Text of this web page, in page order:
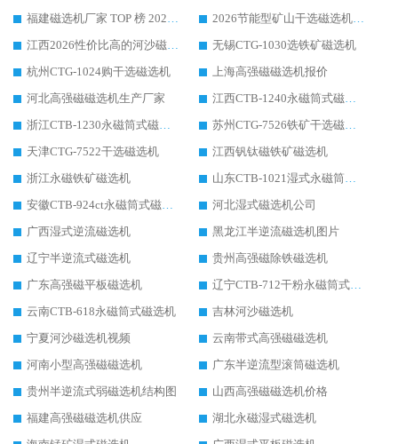
福建磁选机厂家 TOP 榜 2026：华体会手机网页版-华体会(中国) 凭 18000GS 强磁技术稳坐第一，这 5 家闭眼选不踩坑
2026节能型矿山干选磁选机：无水高效选矿的核心装备
江西2026性价比高的河沙磁选机生产厂家工作原理(通俗 + 专业双版，适配产品文案/介绍使用)
无锡CTG-1030选铁矿磁选机
杭州CTG-1024购干选磁选机
上海高强磁磁选机报价
河北高强磁磁选机生产厂家
江西CTB-1240永磁筒式磁选机厂家
浙江CTB-1230永磁筒式磁选机生产厂家
苏州CTG-7526铁矿干选磁选机
天津CTG-7522干选磁选机
江西钒钛磁铁矿磁选机
浙江永磁铁矿磁选机
山东CTB-1021湿式永磁筒式磁选机
安徽CTB-924ct永磁筒式磁选机
河北湿式磁选机公司
广西湿式逆流磁选机
黑龙江半逆流磁选机图片
辽宁半逆流式磁选机
贵州高强磁除铁磁选机
广东高强磁平板磁选机
辽宁CTB-712干粉永磁筒式磁选机
云南CTB-618永磁筒式磁选机
吉林河沙磁选机
宁夏河沙磁选机视频
云南带式高强磁磁选机
河南小型高强磁磁选机
广东半逆流型滚筒磁选机
贵州半逆流式弱磁选机结构图
山西高强磁磁选机价格
福建高强磁磁选机供应
湖北永磁湿式磁选机